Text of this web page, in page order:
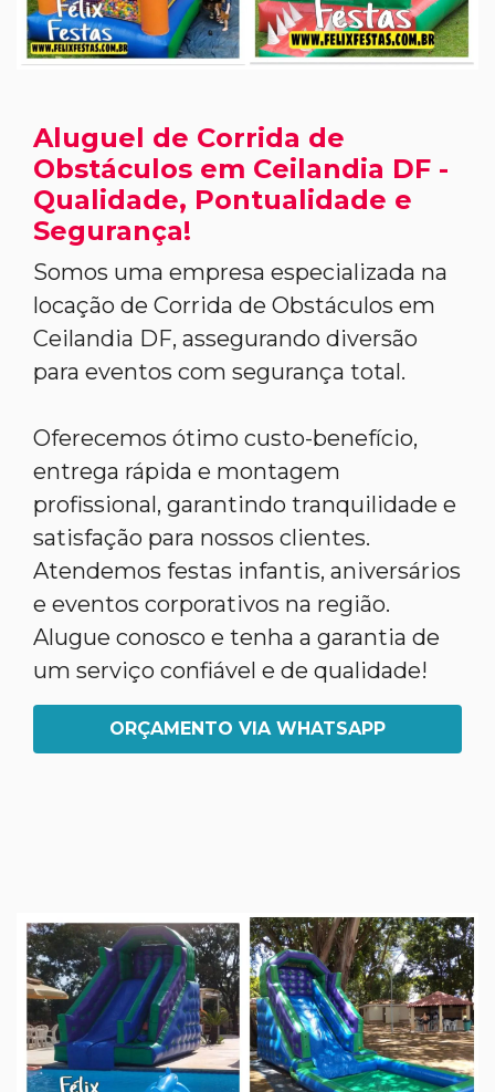
Aluguel de Corrida de
Obstáculos em Ceilandia DF -
Qualidade, Pontualidade e
Segurança!
Somos uma empresa especializada na
locação de Corrida de Obstáculos em
Ceilandia DF, assegurando diversão
para eventos com segurança total.
Oferecemos ótimo custo-benefício,
entrega rápida e montagem
profissional, garantindo tranquilidade e
satisfação para nossos clientes.
Atendemos festas infantis, aniversários
e eventos corporativos na região.
Alugue conosco e tenha a garantia de
um serviço confiável e de qualidade!
ORÇAMENTO VIA WHATSAPP